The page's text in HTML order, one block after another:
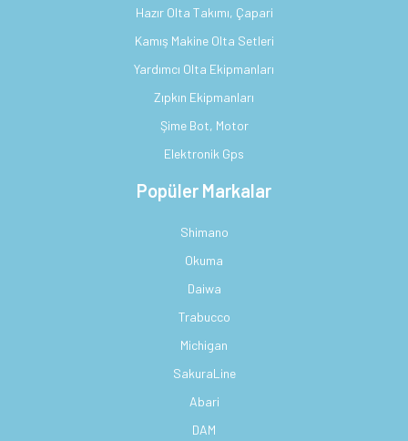
Hazır Olta Takımı, Çapari
Kamış Makine Olta Setleri
Yardımcı Olta Ekipmanları
Zıpkın Ekipmanları
Şime Bot, Motor
Elektronik Gps
Popüler Markalar
Shimano
Okuma
Daiwa
Trabucco
Michigan
SakuraLine
Abari
DAM